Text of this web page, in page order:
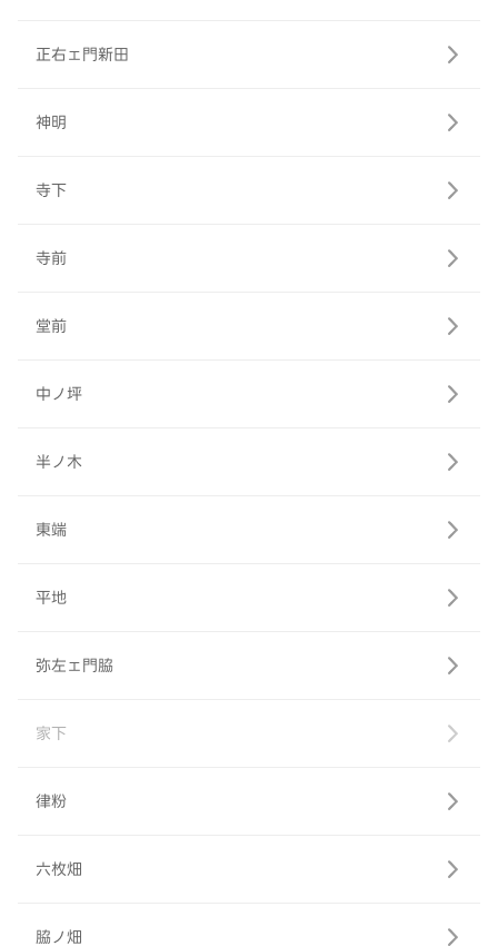
正右ェ門新田
神明
寺下
寺前
堂前
中ノ坪
半ノ木
東端
平地
弥左ェ門脇
家下
律粉
六枚畑
脇ノ畑